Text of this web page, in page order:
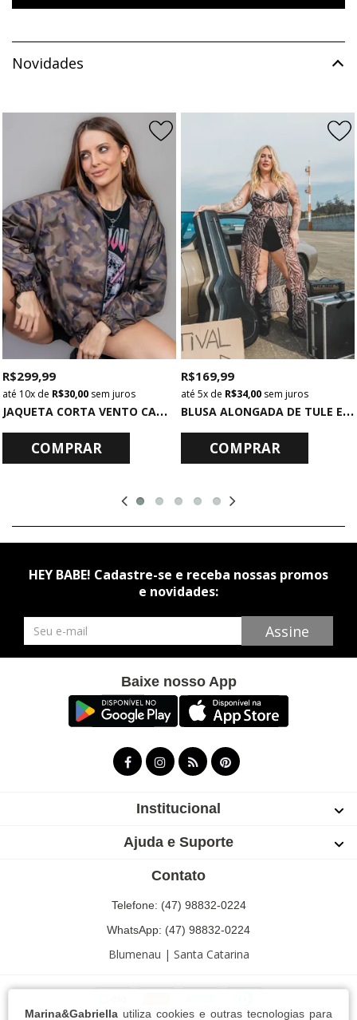
Marina&Gabriella utiliza cookies e outras tecnologias para
Novidades
J
AQUETA CORTA VENTO CAMUFLADA
R$ 299,99
10x de R$ 30,00 sem juros
COMPRAR
B
LUSA ALONGADA DE TULE ESTAMPADO
R$ 169,99
5x de R$ 34,00 sem juros
COMPRAR
HEY BABE! Cadastre-se e receba nossas promos
e novidades:
Newsletter Assine
Baixe nosso App
Institucional
Ajuda e Suporte
Contato
Telefone: (47) 98832-0224
WhatsApp: (47) 98832-0224
Blumenau | Santa Catarina